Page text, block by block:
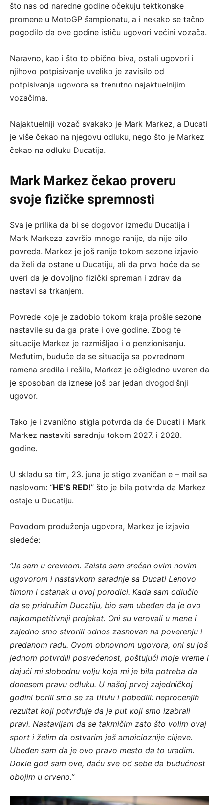
što nas od naredne godine očekuju tektkonske
promene u MotoGP šampionatu, a i nekako se tačno
pogodilo da ove godine ističu ugovori većini vozača.
Naravno, kao i što to obično biva, ostali ugovori i
njihovo potpisivanje uveliko je zavisilo od
potpisivanja ugovora sa trenutno najaktuelnijim
vozačima.
Najaktuelniji vozač svakako je Mark Markez, a Ducati
je više čekao na njegovu odluku, nego što je Markez
čekao na odluku Ducatija.
Mark Markez čekao proveru
svoje fizičke spremnosti
Sva je prilika da bi se dogovor između Ducatija i
Mark Markeza završio mnogo ranije, da nije bilo
povreda. Markez je još ranije tokom sezone izjavio
da želi da ostane u Ducatiju, ali da prvo hoće da se
uveri da je dovoljno fizički spreman i zdrav da
nastavi sa trkanjem.
Povrede koje je zadobio tokom kraja prošle sezone
nastavile su da ga prate i ove godine. Zbog te
situacije Markez je razmišljao i o penzionisanju.
Međutim, buduće da se situacija sa povrednom
ramena sredila i rešila, Markez je očigledno uveren da
je sposoban da iznese još bar jedan dvogodišnji
ugovor.
Tako je i zvanično stigla potvrda da će Ducati i Mark
Markez nastaviti saradnju tokom 2027. i 2028.
godine.
U skladu sa tim, 23. juna je stigo zvaničan e – mail sa
naslovom: “HE’S RED!” što je bila potvrda da Markez
ostaje u Ducatiju.
Povodom produženja ugovora, Markez je izjavio
sledeće:
“Ja sam u crevnom. Zaista sam srećan ovim novim
ugovorom i nastavkom saradnje sa Ducati Lenovo
timom i ostanak u ovoj porodici. Kada sam odlučio
da se pridružim Ducatiju, bio sam ubeđen da je ovo
najkompetitivniji projekat. Oni su verovali u mene i
zajedno smo stvorili odnos zasnovan na poverenju i
predanom radu. Ovom obnovnom ugovora, oni su još
jednom potvrdili posvećenost, poštujući moje vreme i
dajući mi slobodnu volju koja mi je bila potreba da
donesem pravu odluku. U našoj prvoj zajedničkoj
godini borili smo se za titulu i pobedili: neprocenjih
rezultat koji potvrđuje da je put koji smo izabrali
pravi. Nastavljam da se takmičim zato što volim ovaj
sport i želim da ostvarim još ambicioznije ciljeve.
Ubeđen sam da je ovo pravo mesto da to uradim.
Dokle god sam ove, daću sve od sebe da budućnost
obojim u crveno.”